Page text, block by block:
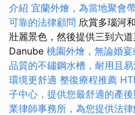
介紹 宜蘭外燴，為當地聚會
可靠的法律顧問 欣賞多瑙河
壯麗景色，然後提供三到六
Danube 桃園外燴，無論婚
品質的不鏽鋼水槽，耐用且
環境更舒適 整復療程推薦
子中心，提供您最舒適的產
業律師事務所，為您提供法